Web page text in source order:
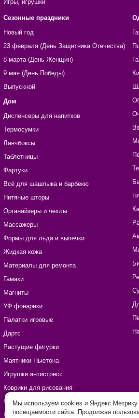
Игры, игрушки
Сезонные праздники
Новый год
23 февраля (День Защитника Отечества)
8 марта (День Женщин)
9 мая (День Победы)
Выпускной
Дом
Диспенсеры для напитков
Термосумки
Ланчбоксы
Таблетницы
Фартуки
Всё для шашлыка и барбекю
Нитяные шторы
Органайзеры и чехлы
Массажеры
Формы для льда и выпечки
Жидкая кожа
Материалы для ремонта
Гамаки
Магниты
УФ фонарики
Палатки игровые
Дартс
Растущие фигурки
Маятники Ньютона
Игрушки антистресс
Коврики для рисования
Наборы для рукоделия
Наклейки виниловые
Мы используем cookies и Яндекс Метрику
посещаемости сайта. Продолжая